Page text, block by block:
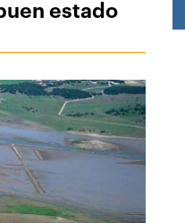
estado